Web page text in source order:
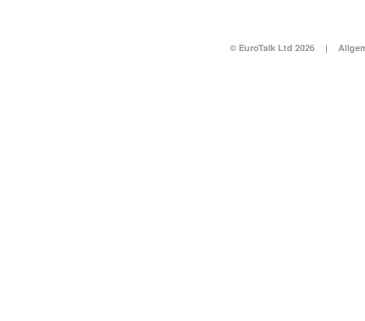
© EuroTalk Ltd 2026 |